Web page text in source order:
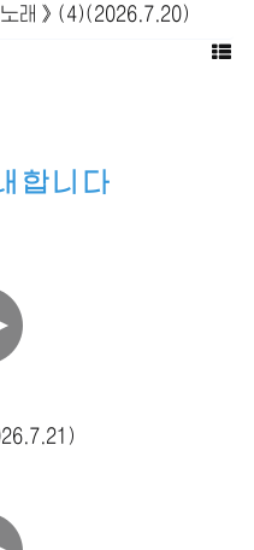
래》(4)(2026.7.20)
합니다